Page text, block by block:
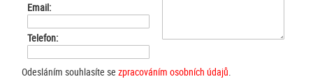
Email:
Telefon:
Odesláním souhlasíte sezpracováním osobních údajů.